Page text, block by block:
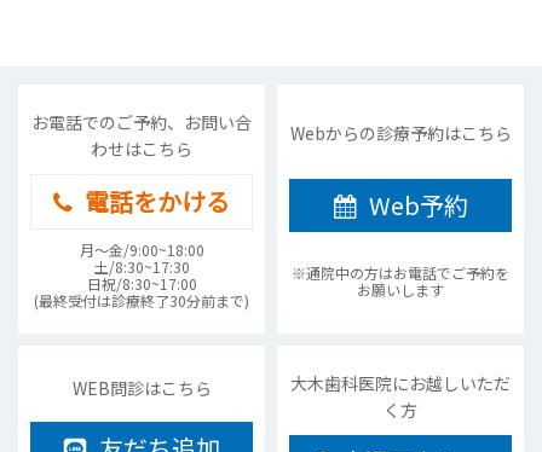
お電話でのご予約、お問い合
わせはこちら
電話をかける
月〜金/9:00~18:00
土/8:30~17:30
日祝/8:30~17:00
(最終受付は診療終了30分前まで)
Webからの診療予約はこちら
Web予約
※通院中の方はお電話でご予約を
お願いします
WEB問診はこちら
大木歯科医院にお越しいただ
く方